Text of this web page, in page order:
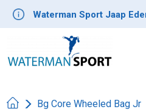
Waterman Sport Jaap
Bg Core Wheeled Bag Jr